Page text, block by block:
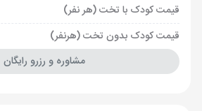
قیمت کودک با تخت (هر نفر)
قیمت کودک بدون تخت (هرنفر)
مشاوره و رزرو رایگان